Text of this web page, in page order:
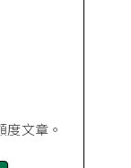
文章。